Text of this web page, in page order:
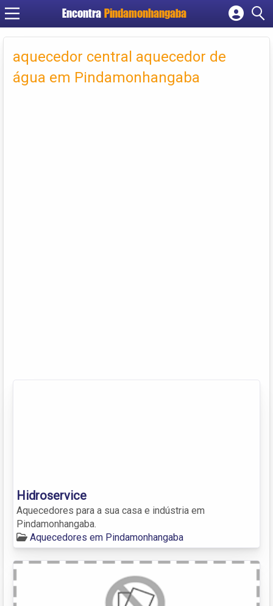
Encontra Pindamonhangaba
Cadastrar empresa
Criar conta
aquecedor central aquecedor de
água em Pindamonhangaba
Hidroservice
Aquecedores para a sua casa e indústria em
Pindamonhangaba.
Aquecedores em Pindamonhangaba